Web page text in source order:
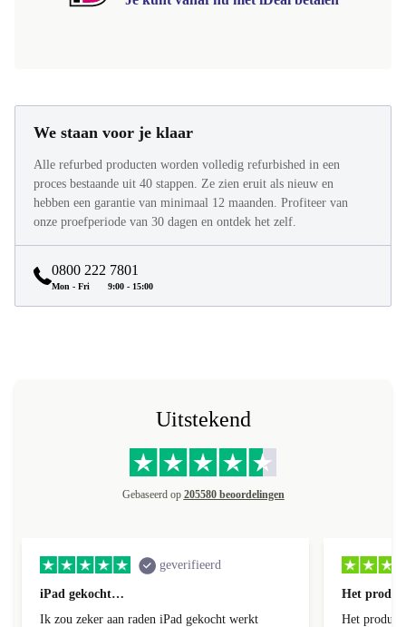
We staan voor je klaar
Alle refurbed producten worden volledig refurbished in een
proces bestaande uit 40 stappen. Ze zien eruit als nieuw en
hebben een garantie van minimaal 12 maanden. Profiteer van
onze proefperiode van 30 dagen en ontdek het zelf.
0800 222 7801
Mon - Fri 9:00 - 15:00
Uitstekend
Gebaseerd op 205580 beoordelingen
geverifieerd
iPad gekocht…
Ik zou zeker aan raden iPad gekocht werkt
Het
Het product